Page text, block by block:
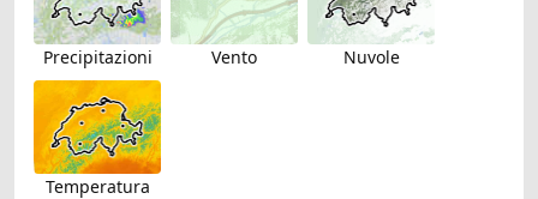
Precipitazioni Vento Nuvole
Temperatura